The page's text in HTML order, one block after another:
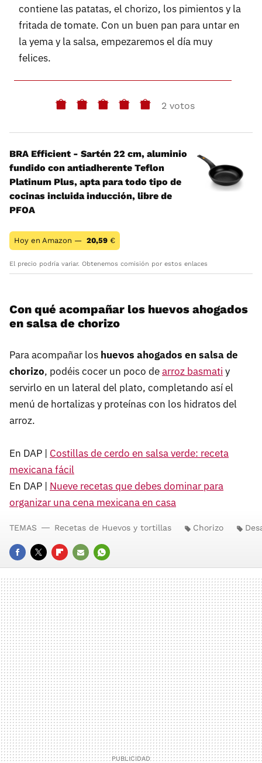
contiene las patatas, el chorizo, los pimientos y la
fritada de tomate. Con un buen pan para untar en
la yema y la salsa, empezaremos el día muy
felices.
2 votos
BRA Efficient - Sartén 22 cm, aluminio
fundido con antiadherente Teflon
Platinum Plus, apta para todo tipo de
cocinas incluida inducción, libre de
PFOA
Hoy en Amazon — 20,59 €
El precio podría variar. Obtenemos comisión por estos enlaces
Con qué acompañar los huevos ahogados
en salsa de chorizo
Para acompañar los huevos ahogados en salsa de
chorizo, podéis cocer un poco dearroz basmati y
servirlo en un lateral del plato, completando así el
menú de hortalizas y proteínas con los hidratos del
arroz.
En DAP | Costillas de cerdo en salsa verde: receta
mexicana fácil
En DAP | Nueve recetas que debes dominar para
organizar una cena mexicana en casa
FACEBOOK
TWITTERFLIPBOARD
E-
MAIL
WHATSAPP
TEMAS Recetas de Huevos y tortillas Chorizo